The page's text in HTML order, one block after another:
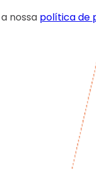
nossa política de